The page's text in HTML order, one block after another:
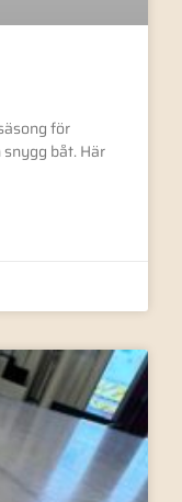
för
båt. Här